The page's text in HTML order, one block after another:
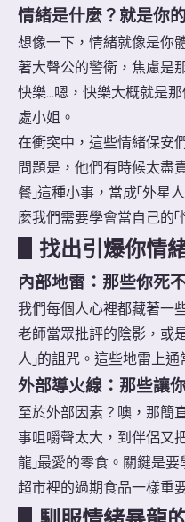
情緒是什麼？就是你
想像一下，情緒就像是你
著大聲公的警衛，焦慮是
快樂...嗯，快樂大概就是
處小姐。
在衝突中，這些情緒保安們
問題是，他們有時候太盡
餐」這種小事，當成「外星
麼我們需要學會當自己的「
找出引爆你情
內部地雷：那些你死
我們每個人心裡都藏著一
老師當眾批評的陰影，或
人」的詛咒。這些地雷上通
外部導火線：那些讓
至於外部因素？噢，那簡
事咀嚼聲太大，到伴侶又
龍」最愛的零食。關鍵是
超市裡的過期食品一樣重